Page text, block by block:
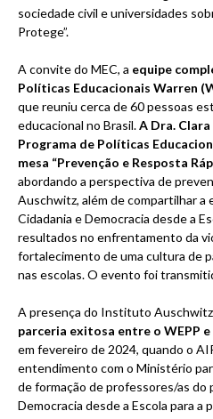
sociedade civil e universidades
Protege”.
A convite do MEC, a equipe
Políticas Educacionais Warren
que reuniu cerca de 60 pessoas
educacional no Brasil.A Dra.
Programa de Políticas
mesa “Prevenção e Resposta
abordando a perspectiva de
Auschwitz, além de compartilhar a
Cidadania e Democracia desde a
resultados no enfrentamento da
fortalecimento de uma cultura de
nas escolas. O evento foi
A presença do Instituto Auschwitz
parceria exitosa entre o WEPP e
em fevereiro de 2024, quando o
entendimento com o Ministério
de formação de professores/as do
Democracia desde a Escola para a